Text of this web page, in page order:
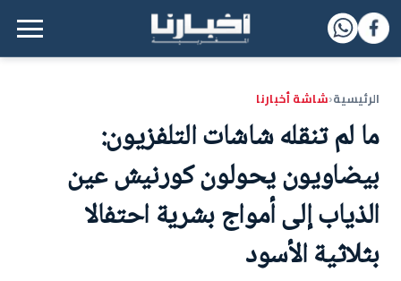
القائمة الرئيسية
الرئيسية‹شاشة أخبارنا
ما لم تنقله شاشات التلفزيون:
بيضاويون يحولون كورنيش عين
الذياب إلى أمواج بشرية احتفالا
بثلاثية الأسود